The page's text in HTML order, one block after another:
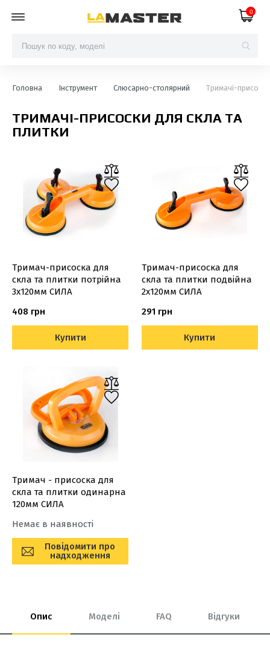
0
Головна Інструмент Слюсарно-столярний Тримачі-
ТРИМАЧІ-ПРИСОСКИ ДЛЯ СКЛА ТА
ПЛИТКИ
Тримач-присоска для
скла та плитки потрійна
3х120мм СИЛА
408 грн
Купити
Тримач-присоска для
скла та плитки подвійна
2х120мм СИЛА
291 грн
Купити
Тримач - присоска для
скла та плитки одинарна
120мм СИЛА
Немає в наявності
Повідомити про
надходження
Опис Моделі FAQ Відгуки